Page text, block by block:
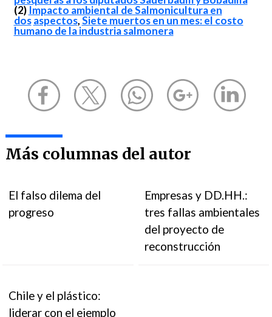
(2) Impacto ambiental de Salmonicultura en
dos aspectos,Siete muertos en un mes: el costo
humano de la industria salmonera
Más columnas del autor
El falso dilema del
progreso
Empresas y DD.HH.:
tres fallas ambientales
del proyecto de
reconstrucción
Chile y el plástico:
liderar con el ejemplo